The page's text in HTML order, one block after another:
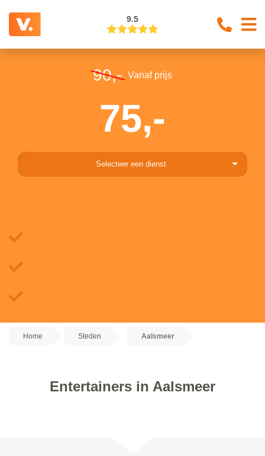
9.5
90,- Vanaf prijs
75,-
Selecteer een dienst
Home Steden Aalsmeer
Entertainers in Aalsmeer